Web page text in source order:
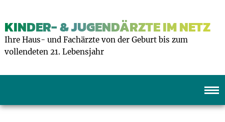
KINDER- & JUGENDÄRZTE IM NETZ
Ihre Haus- und Fachärzte von der Geburt bis zum
vollendeten 21. Lebensjahr